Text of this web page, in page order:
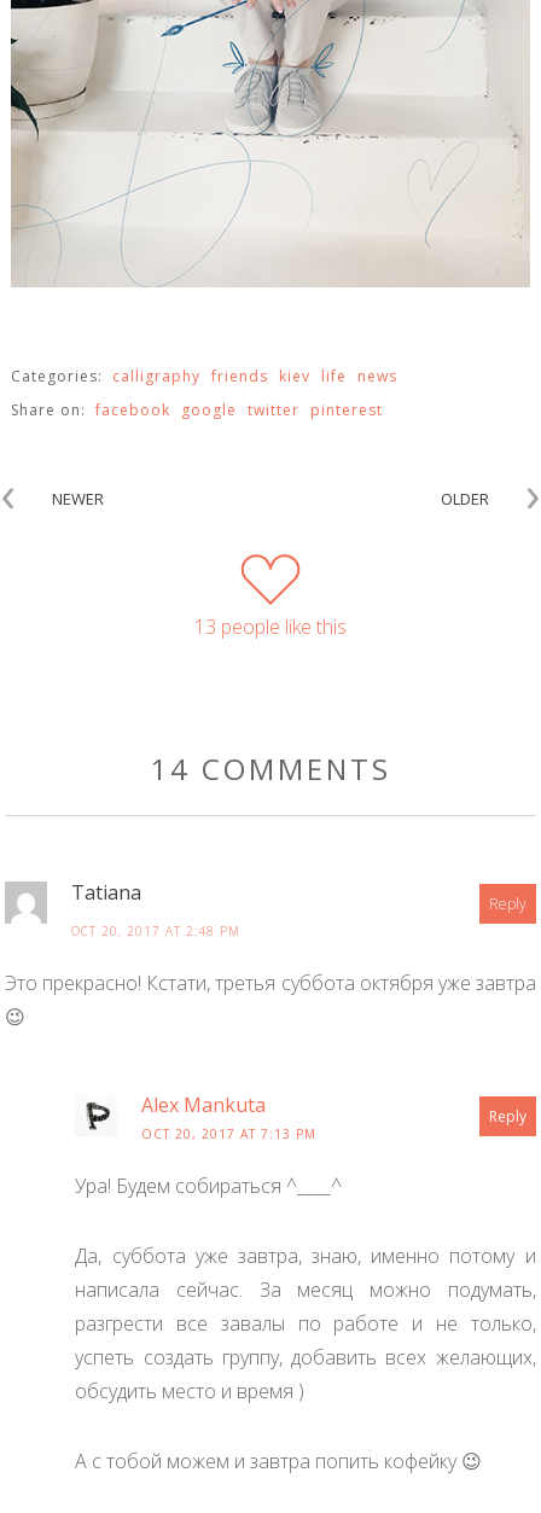
Categories: calligraphy friends kiev life
news
Share on: facebook google twitter pinterest
‹ NEWER OLDER ›
13 people like this
14 COMMENTS
Tatiana Reply
OCT 20, 2017 AT 2:48 PM
Это прекрасно! Кстати, третья суббота октября уже завтра
😉
Alex Mankuta Reply
OCT 20, 2017 AT 7:13 PM
Ура! Будем собираться ^____^
Да, суббота уже завтра, знаю, именно потому и
написала сейчас. За месяц можно подумать,
разгрести все завалы по работе и не только,
успеть создать группу, добавить всех желающих,
обсудить место и время )
А с тобой можем и завтра попить кофейку 😉